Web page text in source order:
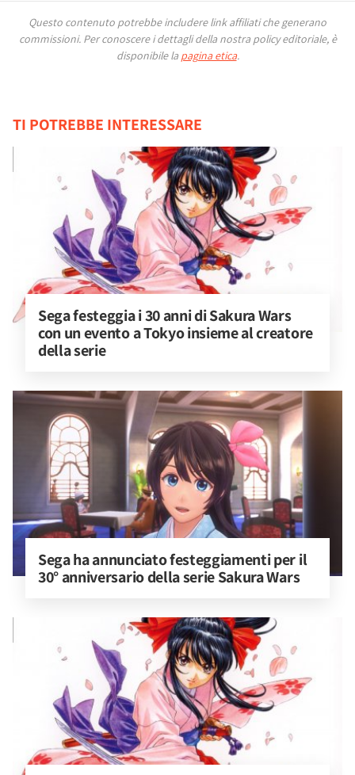
Questo contenuto potrebbe includere link affiliati che generano
commissioni. Per conoscere i dettagli della nostra policy editoriale, è
disponibile la pagina etica.
TI POTREBBE INTERESSARE
Sega festeggia i 30 anni di Sakura Wars
con un evento a Tokyo insieme al creatore
della serie
Sega ha annunciato festeggiamenti per il
30° anniversario della serie Sakura Wars